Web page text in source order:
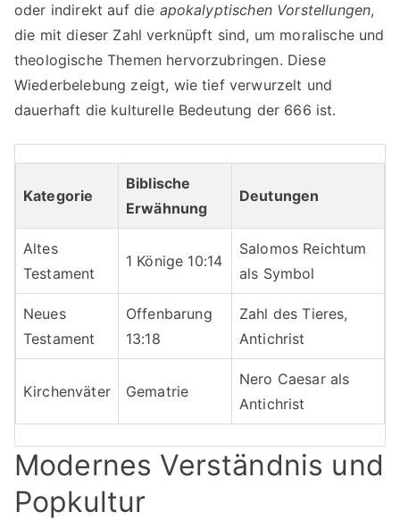
oder indirekt auf die apokalyptischen Vorstellungen,
die mit dieser Zahl verknüpft sind, um moralische und
theologische Themen hervorzubringen. Diese
Wiederbelebung zeigt, wie tief verwurzelt und
dauerhaft die kulturelle Bedeutung der 666 ist.
Kategorie
Biblische
Erwähnung
Deutungen
Altes
Testament
1 Könige 10:14
Salomos Reichtum
als Symbol
Neues
Testament
Offenbarung
13:18
Zahl des Tieres,
Antichrist
Kirchenväter Gematrie
Nero Caesar als
Antichrist
Modernes Verständnis und
Popkultur